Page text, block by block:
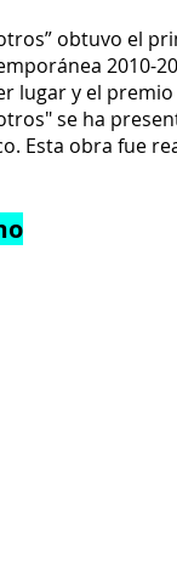
obtuvo el
2010-
lugar y el
se ha
Esta obra fue